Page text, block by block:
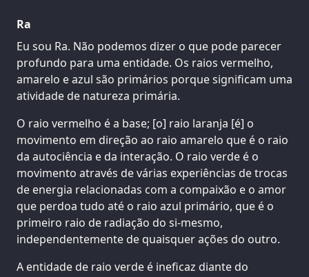
Ra
Eu sou Ra. Não podemos dizer o que pode parecer
profundo para uma entidade. Os raios vermelho,
amarelo e azul são primários porque significam uma
atividade de natureza primária.
O raio vermelho é a base; [o] raio laranja [é] o
movimento em direção ao raio amarelo que é o raio
da autociência e da interação. O raio verde é o
movimento através de várias experiências de trocas
de energia relacionadas com a compaixão e o amor
que perdoa tudo até o raio azul primário, que é o
primeiro raio de radiação do si-mesmo,
independentemente de quaisquer ações do outro.
A entidade de raio verde é ineficaz diante do